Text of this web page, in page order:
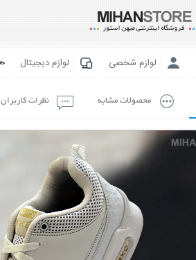
لوازم شخصی لوازم دیجیتال
محصولات مشابه نظرات کاربران